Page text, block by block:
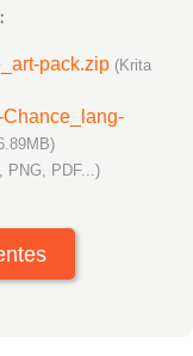
pack.zip (Krita
PNG, PDF...)